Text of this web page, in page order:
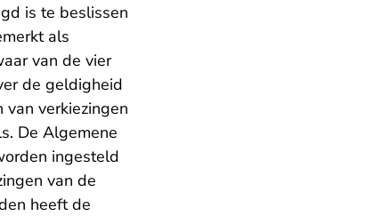
is te beslissen
als
van de vier
de geldigheid
verkiezingen
De Algemene
ingesteld
van de
heeft de